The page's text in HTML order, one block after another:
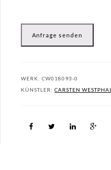
Anfrage senden
WERK: CW018093-0
KÜNSTLER: CARSTEN WESTPHAL